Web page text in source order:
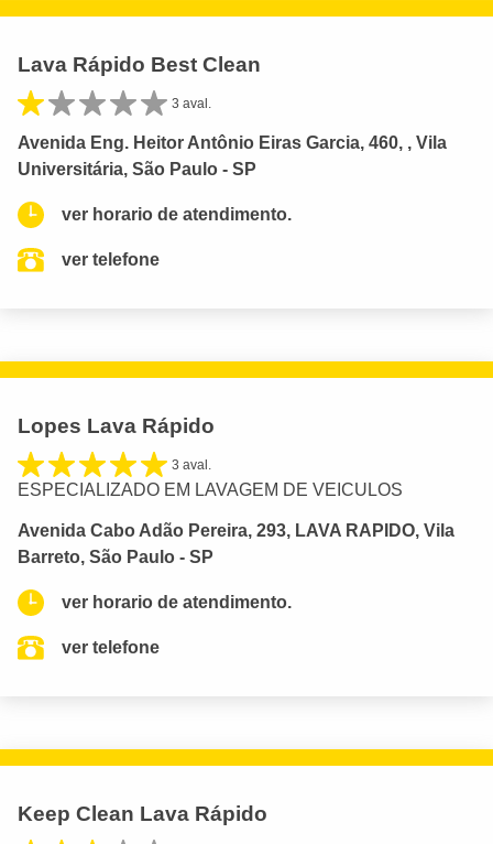
Lava Rápido Best Clean
3 aval.
Avenida Eng. Heitor Antônio Eiras Garcia, 460, , Vila
Universitária, São Paulo - SP
ver horario de atendimento.
ver telefone
Lopes Lava Rápido
3 aval.
ESPECIALIZADO EM LAVAGEM DE VEICULOS
Avenida Cabo Adão Pereira, 293, LAVA RAPIDO, Vila
Barreto, São Paulo - SP
ver horario de atendimento.
ver telefone
Keep Clean Lava Rápido